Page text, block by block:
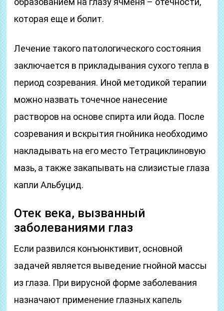
которая еще и болит.
Лечение такого патологического состояния
заключается в прикладывания сухого тепла в
период созревания. Иной методикой терапии
можно назвать точечное нанесение
растворов на основе спирта или йода. После
созревания и вскрытия гнойника необходимо
накладывать на его место Тетрациклиновую
мазь, а также закапывать на слизистые глаза
капли Альбуцид.
Отек века, вызванный
заболеваниями глаз
Если развился конъюнктивит, основной
задачей является выведение гнойной массы
из глаза. При вирусной форме заболевания
назначают применение глазных капель